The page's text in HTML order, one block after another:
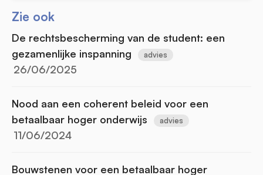
Zie ook
De rechtsbescherming van de student: een
gezamenlijke inspanning
advies
26/06/2025
Nood aan een coherent beleid voor een
betaalbaar hoger onderwijs
advies
11/06/2024
Bouwstenen voor een betaalbaar hoger